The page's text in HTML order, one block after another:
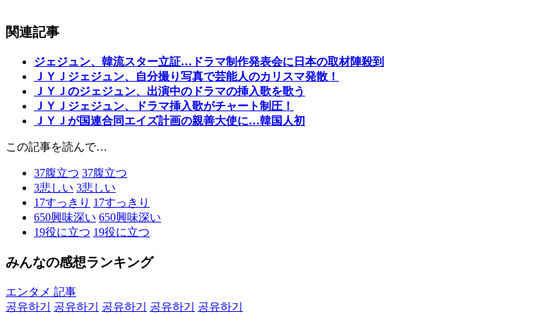
関連記事
ジェジュン、韓流スター立証…ドラマ制作発表会に日本の取材陣殺到
ＪＹＪジェジュン、自分撮り写真で芸能人のカリスマ発散！
ＪＹＪのジェジュン、出演中のドラマの挿入歌を歌う
ＪＹＪジェジュン、ドラマ挿入歌がチャート制圧！
ＪＹＪが国連合同エイズ計画の親善大使に…韓国人初
この記事を読んで…
37腹立つ 37腹立つ
3悲しい 3悲しい
17すっきり 17すっきり
650興味深い 650興味深い
19役に立つ 19役に立つ
みんなの感想ランキング
エンタメ 記事
공유하기
공유하기 공유하기 공유하기
공유하기